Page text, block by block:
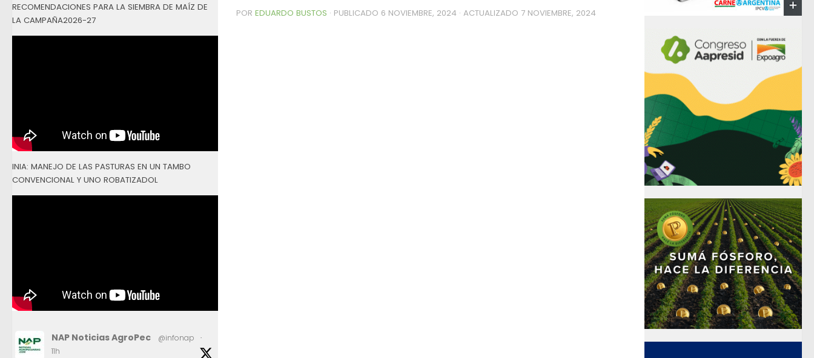
POR EDUARDO BUSTOS · PUBLICADO 6 NOVIEMBRE, 2024 · ACTUALIZADO 7 NOVIEMBRE, 2024
RECOMENDACIONES PARA LA SIEMBRA DE MAÍZ DE
LA CAMPAÑA2026-27
INIA: MANEJO DE LAS PASTURAS EN UN TAMBO
CONVENCIONAL Y UNO ROBATIZADOL
NAP Noticias AgroPec @infonap
·
11h